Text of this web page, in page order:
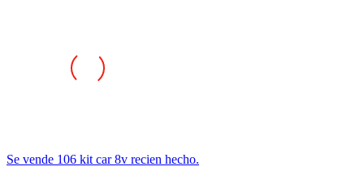
Se vende 106 kit car 8v recien hecho.